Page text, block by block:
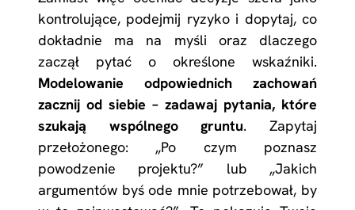
kontrolujące, podejmij ryzyko i dopytaj, co
dokładnie ma na myśli oraz dlaczego
zaczął pytać o określone wskaźniki.
Modelowanie odpowiednich zachowań
zacznij od siebie – zadawaj pytania, które
szukają wspólnego gruntu. Zapytaj
przełożonego: „Po czym poznasz
powodzenie projektu?” lub „Jakich
argumentów byś ode mnie potrzebował, by